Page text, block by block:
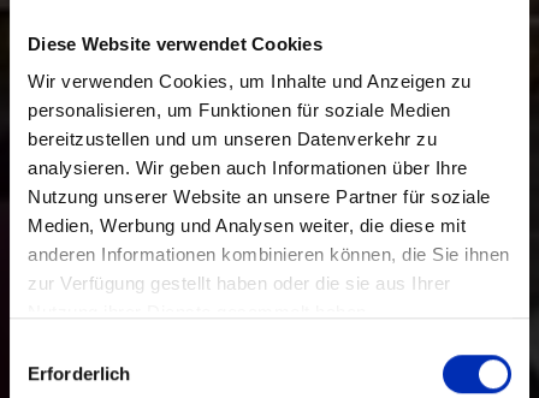
Diese Website verwendet Cookies
Wir verwenden Cookies, um Inhalte und Anzeigen zu
personalisieren, um Funktionen für soziale Medien
bereitzustellen und um unseren Datenverkehr zu
analysieren. Wir geben auch Informationen über Ihre
Nutzung unserer Website an unsere Partner für soziale
Medien, Werbung und Analysen weiter, die diese mit
anderen Informationen kombinieren können, die Sie ihnen
zur Verfügung gestellt haben oder die sie aus Ihrer
mitErforderlich